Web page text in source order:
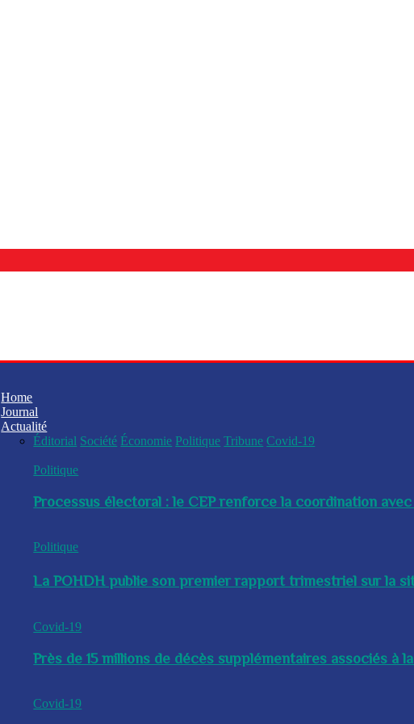
Home
Journal
Actualité
Éditorial Société Économie Politique Tribune Covid-19
Politique
Processus électoral : le CEP renforce la coordination
Politique
La POHDH publie son premier rapport trimestriel sur la
Covid-19
Près de 15 millions de décès supplémentaires associés à
Covid-19